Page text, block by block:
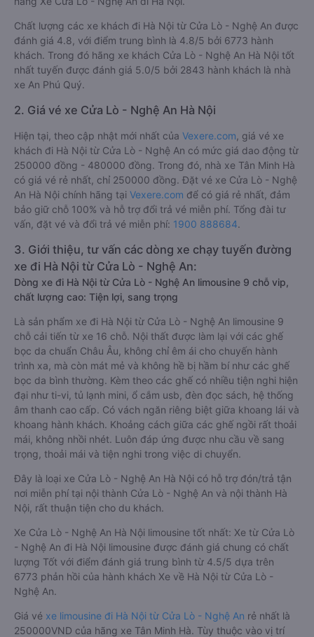
Chất lượng các xe khách đi Hà Nội từ Cửa Lò - Nghệ An được
đánh giá 4.8, với điểm trung bình là 4.8/5 bởi 6773 hành
khách. Trong đó hãng xe khách Cửa Lò - Nghệ An Hà Nội tốt
nhất tuyến được đánh giá 5.0/5 bởi 2843 hành khách là nhà
xe An Phú Quý.
2. Giá vé xe Cửa Lò - Nghệ An Hà Nội
Hiện tại, theo cập nhật mới nhất của Vexere.com , giá vé xe
khách đi Hà Nội từ Cửa Lò - Nghệ An có mức giá dao động từ
250000 đồng - 480000 đồng. Trong đó, nhà xe Tân Minh Hà
có giá vé rẻ nhất, chỉ 250000 đồng. Đặt vé xe Cửa Lò - Nghệ
An Hà Nội chính hãng tại Vexere.com để có giá rẻ nhất, đảm
bảo giữ chỗ 100% và hỗ trợ đổi trả vé miễn phí. Tổng đài tư
vấn, đặt vé và đổi trả vé miễn phí: 1900 888684.
3. Giới thiệu, tư vấn các dòng xe chạy tuyến đường
xe đi Hà Nội từ Cửa Lò - Nghệ An:
Dòng xe đi Hà Nội từ Cửa Lò - Nghệ An limousine 9 chỗ vip,
chất lượng cao: Tiện lợi, sang trọng
Là sản phẩm xe đi Hà Nội từ Cửa Lò - Nghệ An limousine 9
chỗ cải tiến từ xe 16 chỗ. Nội thất được làm lại với các ghế
bọc da chuẩn Châu Âu, không chỉ êm ái cho chuyến hành
trình xa, mà còn mát mẻ và không hề bị hầm bí như các ghế
bọc da bình thường. Kèm theo các ghế có nhiều tiện nghi hiện
đại như ti-vi, tủ lạnh mini, ổ cắm usb, đèn đọc sách, hệ thống
âm thanh cao cấp. Có vách ngăn riêng biệt giữa khoang lái và
khoang hành khách. Khoảng cách giữa các ghế ngồi rất thoải
mái, không nhồi nhét. Luôn đáp ứng được nhu cầu về sang
trọng, thoải mái và tiện nghi trong việc di chuyển.
Đây là loại xe Cửa Lò - Nghệ An Hà Nội có hỗ trợ đón/trả tận
nơi miễn phí tại nội thành Cửa Lò - Nghệ An và nội thành Hà
Nội, rất thuận tiện cho du khách.
Xe Cửa Lò - Nghệ An Hà Nội limousine tốt nhất: Xe từ Cửa Lò
- Nghệ An đi Hà Nội limousine được đánh giá chung có chất
lượng Tốt với điểm đánh giá trung bình từ 4.5/5 dựa trên
6773 phản hồi của hành khách Xe về Hà Nội từ Cửa Lò -
Nghệ An.
Giá vé xe limousine đi Hà Nội từ Cửa Lò - Nghệ An rẻ nhất là
250000VND của hãng xe Tân Minh Hà. Tùy thuộc vào vị trí